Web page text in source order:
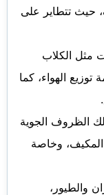
حيث تتطاير على
مثل الكلاب
الهواء، كما
الظروف الجوية
وخاصة
والطيور،